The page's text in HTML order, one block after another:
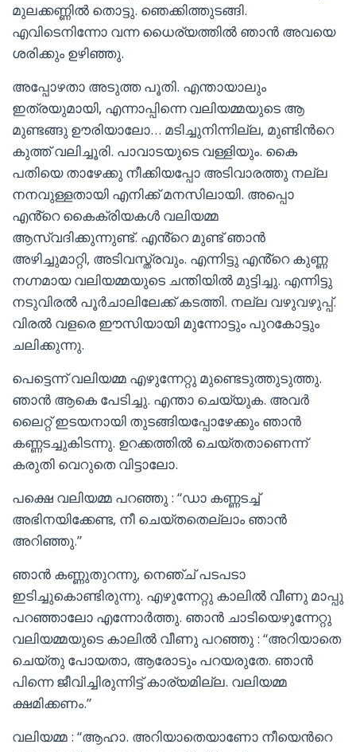
മുലക്കണ്ണിൽ തൊട്ടു. ഞെക്കിത്തുടങ്ങി.
എവിടെനിന്നോ വന്ന ധൈര്യത്തിൽ ഞാൻ അവയെ
ശരിക്കും ഉഴിഞ്ഞു.
അപ്പോഴതാ അടുത്ത പൂതി. എന്തായാലും
ഇത്രയുമായി, എന്നാപ്പിന്നെ വലിയമ്മയുടെ ആ
മുണ്ടങ്ങു ഊരിയാലോ… മടിച്ചുനിന്നില്ല, മുണ്ടിൻറെ
കുത്ത് വലിച്ചൂരി. പാവാടയുടെ വള്ളിയും. കൈ
പതിയെ താഴേക്കു നീക്കിയപ്പോ അടിവാരത്തു നല്ല
നനവുള്ളതായി എനിക്ക് മനസിലായി. അപ്പൊ
എൻ്റെ കൈക്രിയകൾ വലിയമ്മ
ആസ്വദിക്കുന്നുണ്ട്. എൻ്റെ മുണ്ട് ഞാൻ
അഴിച്ചുമാറ്റി, അടിവസ്ത്രവും. എന്നിട്ടു എൻ്റെ കുണ്ണ
നഗ്നമായ വലിയമ്മയുടെ ചന്തിയിൽ മുട്ടിച്ചു. എന്നിട്ടു
നടുവിരൽ പൂർചാലിലേക്ക് കടത്തി. നല്ല വഴുവഴുപ്പ്.
വിരൽ വളരെ ഈസിയായി മുന്നോട്ടും പുറകോട്ടും
ചലിക്കുന്നു.
പെട്ടെന്ന് വലിയമ്മ എഴുന്നേറ്റു മുണ്ടെടുത്തുടുത്തു.
ഞാൻ ആകെ പേടിച്ചു. എന്താ ചെയ്യുക. അവർ
ലൈറ്റ് ഇടയനായി തുടങ്ങിയപ്പോഴേക്കും ഞാൻ
കണ്ണടച്ചുകിടന്നു. ഉറക്കത്തിൽ ചെയ്തതാണെന്ന്
കരുതി വെറുതെ വിട്ടാലോ.
പക്ഷെ വലിയമ്മ പറഞ്ഞു : “ഡാ കണ്ണടച്ച്
അഭിനയിക്കേണ്ട, നീ ചെയ്തതെല്ലാം ഞാൻ
അറിഞ്ഞു.”
ഞാൻ കണ്ണുതുറന്നു, നെഞ്ച് പടപടാ
ഇടിച്ചുകൊണ്ടിരുന്നു. എഴുന്നേറ്റു കാലിൽ വീണു മാപ്പു
പറഞ്ഞാലോ എന്നോർത്തു. ഞാൻ ചാടിയെഴുന്നേറ്റു
വലിയമ്മയുടെ കാലിൽ വീണു പറഞ്ഞു : “അറിയാതെ
ചെയ്തു പോയതാ, ആരോടും പറയരുതേ. ഞാൻ
പിന്നെ ജീവിച്ചിരുന്നിട്ട് കാര്യമില്ല. വലിയമ്മ
ക്ഷമിക്കണം.”
വലിയമ്മ : “ആഹാ. അറിയാതെയാണോ നീയെൻറെ